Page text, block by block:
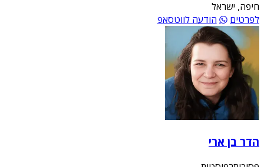
חיפה, ישראל
לפרטים
הודעה לווטסאפ
הדר בן ארי